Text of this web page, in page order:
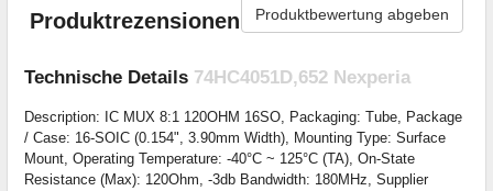
Produktrezensionen Produktbewertung abgeben
Technische Details 74HC4051D,652 Nexperia
Description: IC MUX 8:1 120OHM 16SO, Packaging: Tube, Package
/ Case: 16-SOIC (0.154", 3.90mm Width), Mounting Type: Surface
Mount, Operating Temperature: -40°C ~ 125°C (TA), On-State
Resistance (Max): 120Ohm, -3db Bandwidth: 180MHz, Supplier